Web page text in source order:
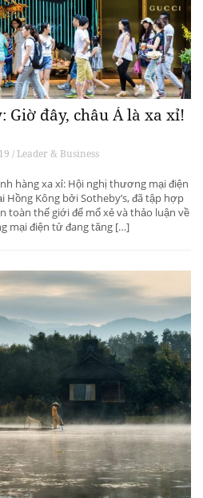
Giờ đây, châu Á là xa xỉ!
/ Leader & Business
hàng xa xỉ: Hội nghị thương mại điện
Hồng Kông bởi Sotheby’s, đã tập hợp
toàn thế giới để mổ xẻ và thảo luận về
mại điện tử đang tăng […]